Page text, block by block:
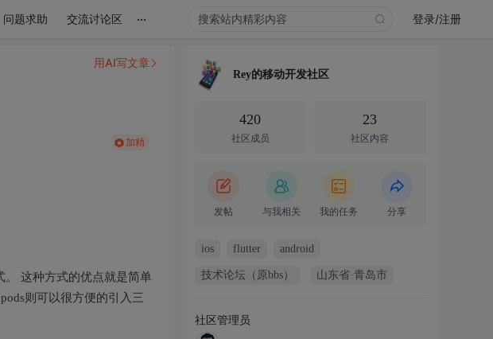
问题求助 交流讨论区 ... 登录/注册
加精
。 这种方式的优点就是简单
则可以很方便的引入三
用AI写文章
Rey的移动开发社区
420
社区成员
23
社区内容
发帖 与我相关 我的任务 分享
ios flutter android
技术论坛（原bbs） 山东省·青岛市
社区管理员